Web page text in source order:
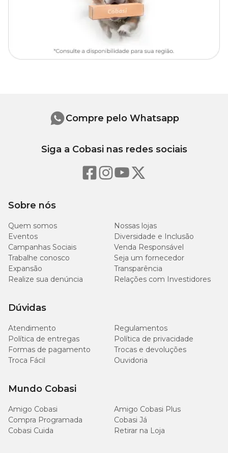
Sobre nós
Quem somos
Nossas lojas
Eventos
Diversidade e Inclusão
Campanhas Sociais
Venda Responsável
Trabalhe conosco
Seja um fornecedor
Expansão
Transparência
Realize sua denúncia
Relações com Investidores
Dúvidas
Atendimento
Regulamentos
Política de entregas
Política de privacidade
Formas de pagamento
Trocas e devoluções
Troca Fácil
Ouvidoria
Mundo Cobasi
Amigo Cobasi
Amigo Cobasi Plus
Compra Programada
Cobasi Já
Cobasi Cuida
Retirar na Loja
Compre pelo Whatsapp
Siga a Cobasi nas redes sociais